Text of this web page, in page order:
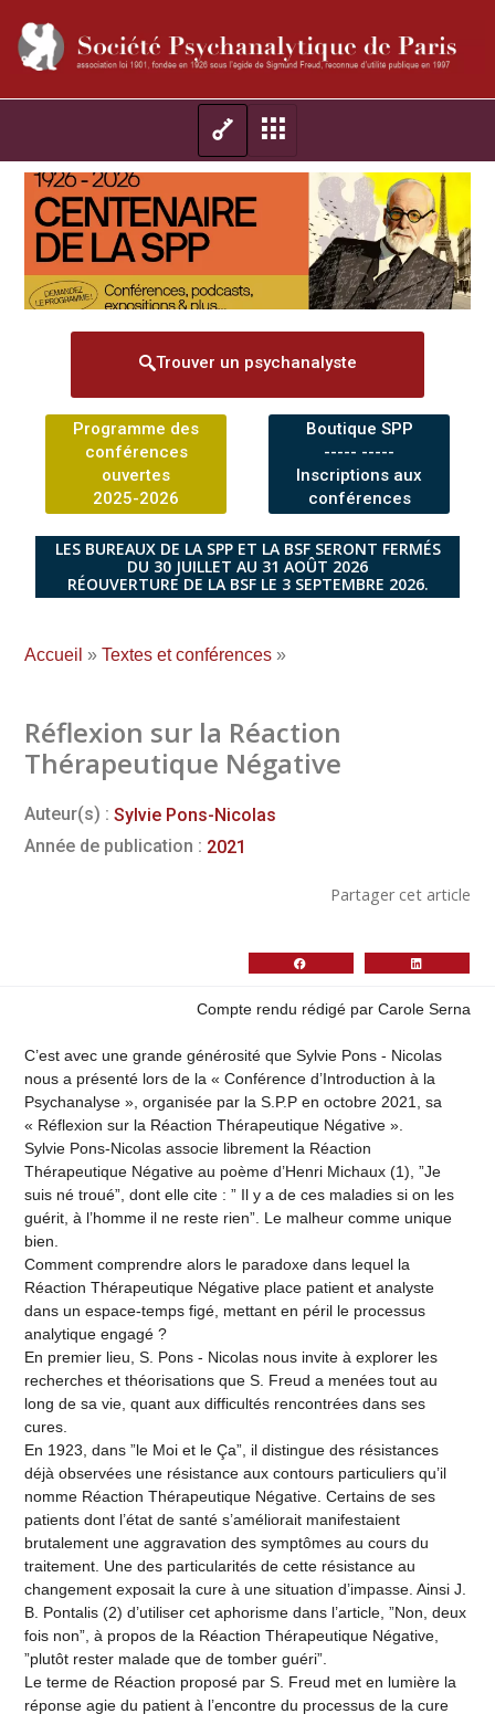
Trouver un psychanalyste
Programme des
conférences
ouvertes
2025-2026
Boutique SPP
----- -----
Inscriptions aux
conférences
LES BUREAUX DE LA SPP ET LA BSF SERONT FERMÉS
DU 30 JUILLET AU 31 AOÛT 2026
RÉOUVERTURE DE LA BSF LE 3 SEPTEMBRE 2026.
Accueil » Textes et conférences »
Réflexion sur la Réaction
Thérapeutique Négative
Auteur(s) : Sylvie Pons-Nicolas
Année de publication : 2021
Partager cet article
Compte rendu rédigé par Carole Serna
C’est avec une grande générosité que Sylvie Pons - Nicolas
nous a présenté lors de la « Conférence d’Introduction à la
Psychanalyse », organisée par la S.P.P en octobre 2021, sa
« Réflexion sur la Réaction Thérapeutique Négative ».
Sylvie Pons-Nicolas associe librement la Réaction
Thérapeutique Négative au poème d’Henri Michaux (1), ”Je
suis né troué”, dont elle cite : ” Il y a de ces maladies si on les
guérit, à l’homme il ne reste rien”. Le malheur comme unique
bien.
Comment comprendre alors le paradoxe dans lequel la
Réaction Thérapeutique Négative place patient et analyste
dans un espace-temps figé, mettant en péril le processus
analytique engagé ?
En premier lieu, S. Pons - Nicolas nous invite à explorer les
recherches et théorisations que S. Freud a menées tout au
long de sa vie, quant aux difficultés rencontrées dans ses
cures.
En 1923, dans ”le Moi et le Ça”, il distingue des résistances
déjà observées une résistance aux contours particuliers qu’il
nomme Réaction Thérapeutique Négative. Certains de ses
patients dont l’état de santé s’améliorait manifestaient
brutalement une aggravation des symptômes au cours du
traitement. Une des particularités de cette résistance au
changement exposait la cure à une situation d’impasse. Ainsi J.
B. Pontalis (2) d’utiliser cet aphorisme dans l’article, ”Non, deux
fois non”, à propos de la Réaction Thérapeutique Négative,
”plutôt rester malade que de tomber guéri”.
Le terme de Réaction proposé par S. Freud met en lumière la
réponse agie du patient à l’encontre du processus de la cure